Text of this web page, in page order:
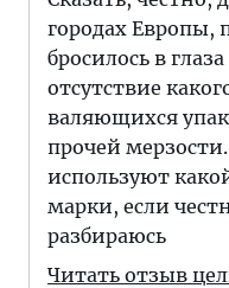
городах Европы,
бросилось в
отсутствие
валяющихся
прочей
используют
марки, если
разбираюсь
Читать отзыв